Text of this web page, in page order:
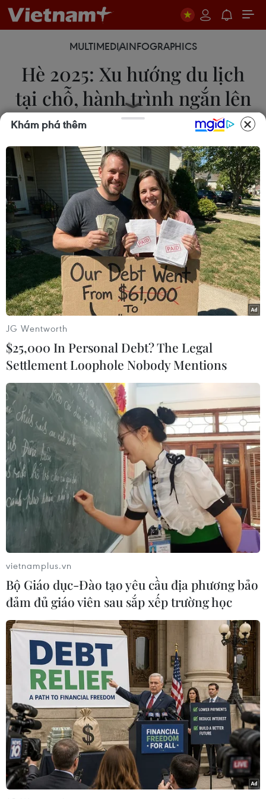
MULTIMEDIAINFOGRAPHICS
Hè 2025: Xu hướng du lịch
tại chỗ, hành trình ngắn lên
ngôi
04/06/2025 03:12
Với xu hướng du lịch tại chỗ, du khách sẽ tận
hưởng các dịch vụ nghỉ dưỡng, tham quan tại nơi
mình sinh sống, vừa tiết kiệm vừa hiểu hơn các giá
trị văn hóa, cảnh quan vùng đất mình đang ở.
Mùa Hè - giai đoạn cao điểm của du lịch nội địa,
bên cạnh các chuyến đi dài ngày, tới các điểm
đến cách xa nơi cư trú, các điểm tham quan,
trải nghiệm, thưởng thức nghệ thuật, đặc sản
ẩm thực ngay tại địa phương mình sinh sống
Khám phá thêm
JG Wentworth
$25,000 In Personal Debt? The Legal
Settlement Loophole Nobody Mentions
vietnamplus.vn
Bộ Giáo dục-Đào tạo yêu cầu địa phương bảo
đảm đủ giáo viên sau sắp xếp trường học